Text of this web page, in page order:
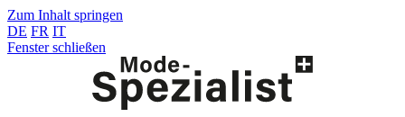
Zum Inhalt springen
DE FR IT
Fenster schließen